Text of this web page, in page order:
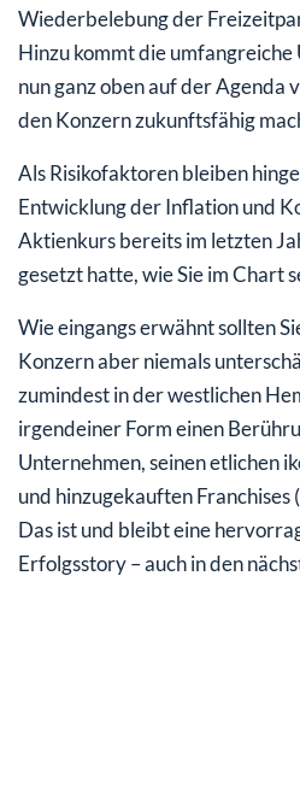
Wiederbelebung der
Hinzu kommt die
nun ganz oben auf der Agenda
den Konzern zukunftsfähig
Als Risikofaktoren bleiben
Entwicklung der Inflation und
Aktienkurs bereits im letzten
gesetzt hatte, wie Sie im Chart
Wie eingangs erwähnt sollten
Konzern aber niemals
zumindest in der westlichen
irgendeiner Form einen
Unternehmen, seinen etlichen
und hinzugekauften Franchises
Das ist und bleibt eine
Erfolgsstory – auch in den